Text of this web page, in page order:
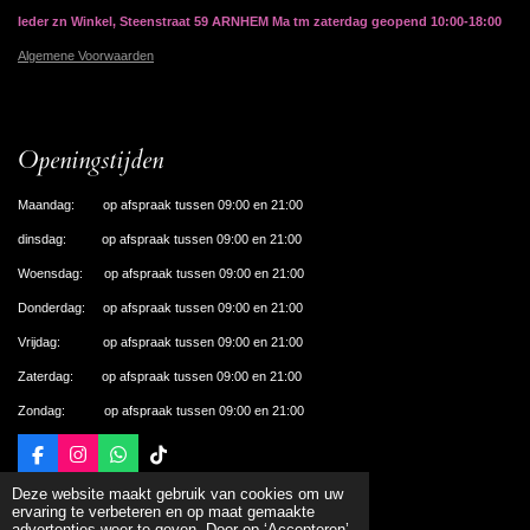
Deze website maakt gebruik van cookies om uw
ervaring te verbeteren en op maat gemaakte
Ieder zn Winkel, Steenstraat 59 ARNHEM Ma tm zaterdag geopend 10:00-18:00
Algemene Voorwaarden
Openingstijden
Maandag: op afspraak tussen 09:00 en 21:00
dinsdag: op afspraak tussen 09:00 en 21:00
Woensdag: op afspraak tussen 09:00 en 21:00
Donderdag: op afspraak tussen 09:00 en 21:00
Vrijdag: op afspraak tussen 09:00 en 21:00
Zaterdag: op afspraak tussen 09:00 en 21:00
Zondag: op afspraak tussen 09:00 en 21:00
F
c
e
I
s
t
W
a
t
T
k
T
© 2024 De Nagelhal Apeldoorn
Powered byJouwWeb